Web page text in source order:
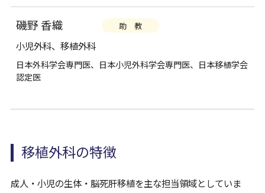
磯野 香織 助 教
小児外科、移植外科
日本外科学会専門医、日本小児外科学会専門医、日本移植学会
認定医
移植外科の特徴
成人・小児の生体・脳死肝移植を主な担当領域としていま